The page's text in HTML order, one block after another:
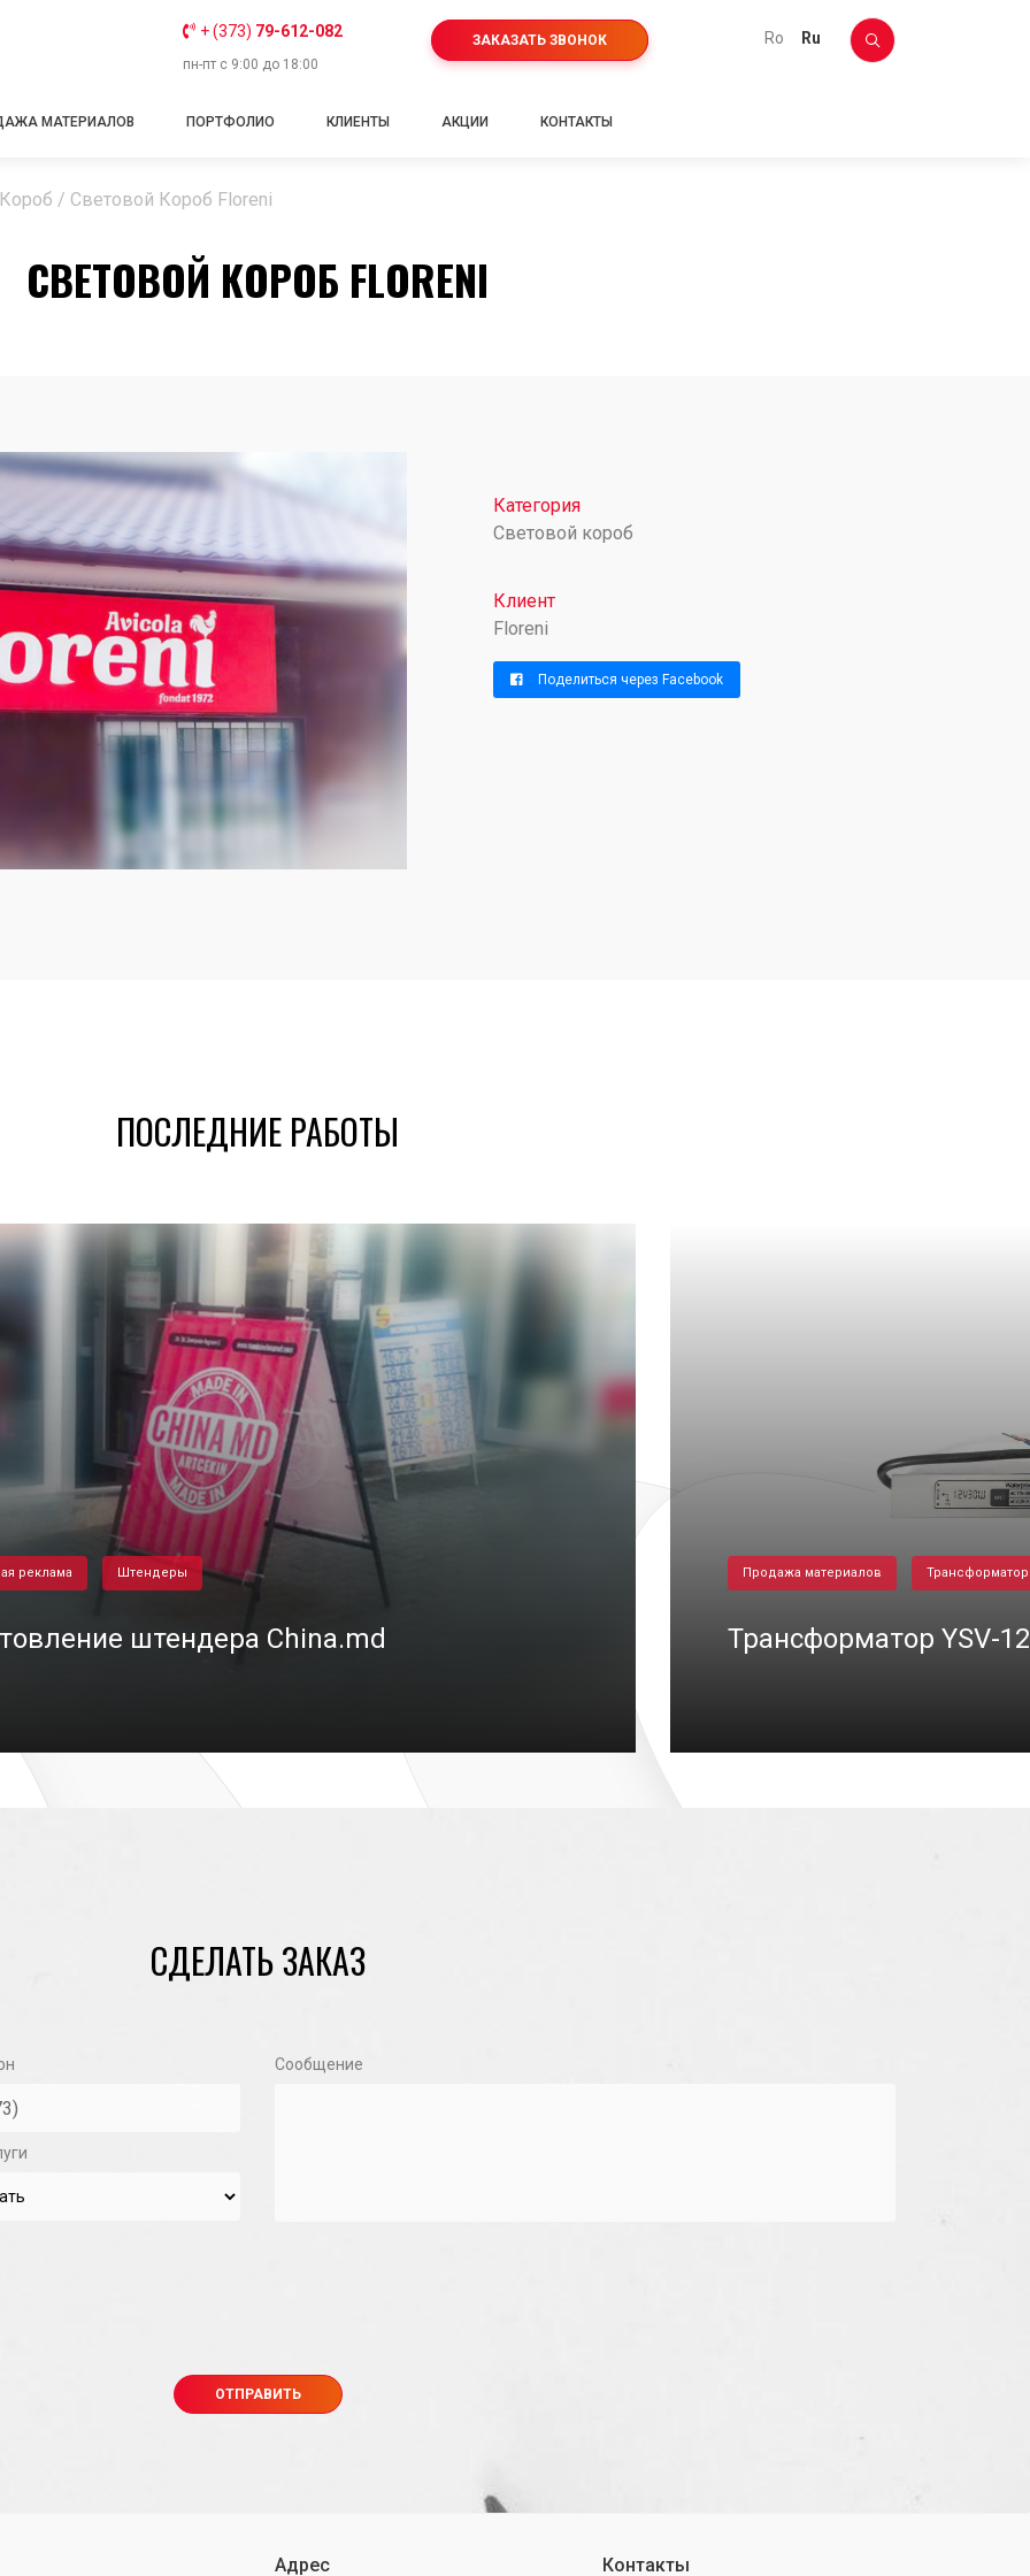
+ (373) 79-612-082
пн-пт с 9:00 до 18:00
ЗАКАЗАТЬ ЗВОНОК ro ru
МАТЕРИАЛОВ ПОРТФОЛИО КЛИЕНТЫ АКЦИИ КОНТАКТЫ
/ Световой Короб Floreni
СВЕТОВОЙ КОРОБ FLORENI
Категория
Световой короб
Клиент
Floreni
Поделиться через Facebook
ПОСЛЕДНИЕ РАБОТЫ
реклама Штендеры
штендера China.md
Продажа материалов
Трансформатор YSV-
СДЕЛАТЬ ЗАКАЗ
Сообщение
Адрес Контакты